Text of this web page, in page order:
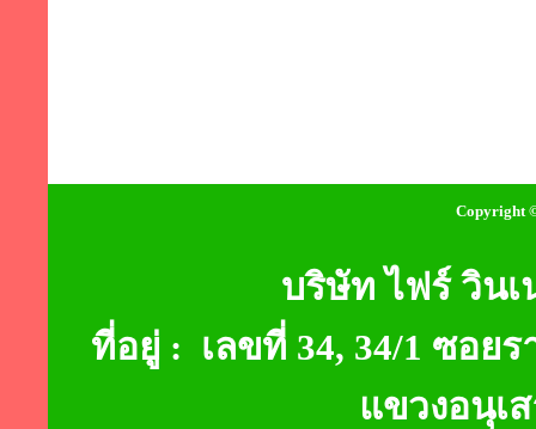
Copyright
บริษัท ไฟร์ วิน
ที่อยู่ : เลขที่ 34, 34/1 ซอย
แขวงอนุเ